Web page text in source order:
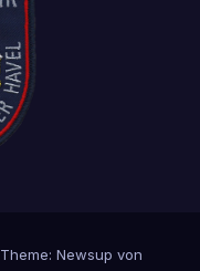
Theme: Newsup von